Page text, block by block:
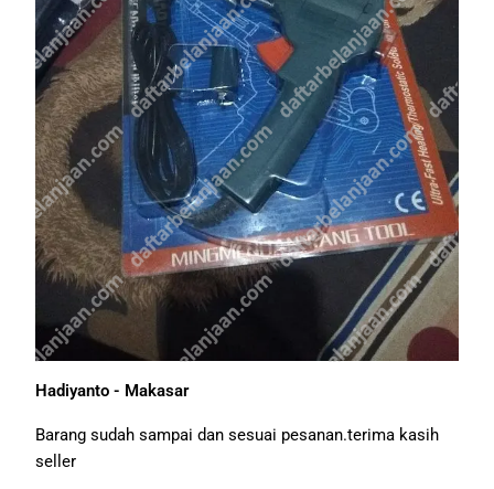
Hadiyanto - Makasar
Barang sudah sampai dan sesuai pesanan.terima kasih
seller